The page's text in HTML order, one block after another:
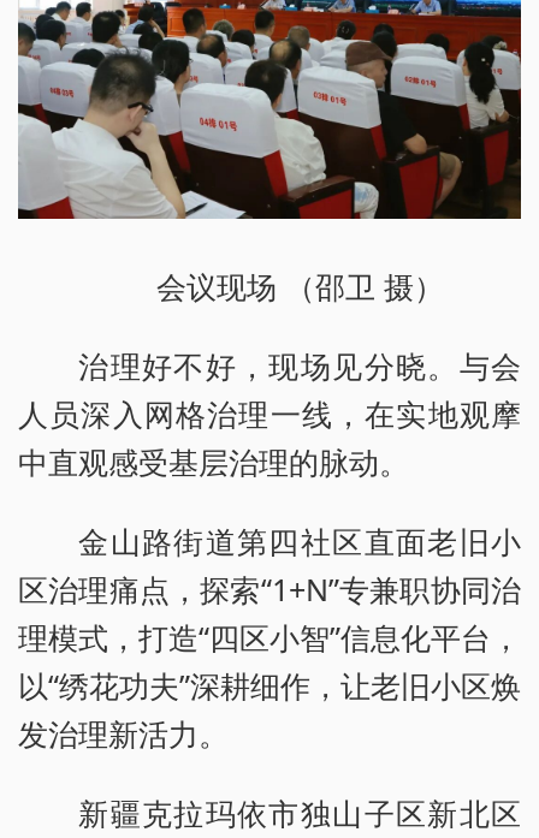
会议现场 （邵卫 摄）
治理好不好，现场见分晓。与会
人员深入网格治理一线，在实地观摩
中直观感受基层治理的脉动。
金山路街道第四社区直面老旧小
区治理痛点，探索“1+N”专兼职协同治
理模式，打造“四区小智”信息化平台，
以“绣花功夫”深耕细作，让老旧小区焕
发治理新活力。
新疆克拉玛依市独山子区新北区